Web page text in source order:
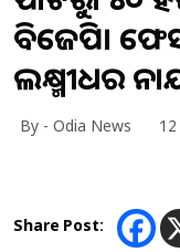
ବିଜେପି।
ଲକ୍ଷ୍ମୀଧର
By - Odia News 12
Share Post: